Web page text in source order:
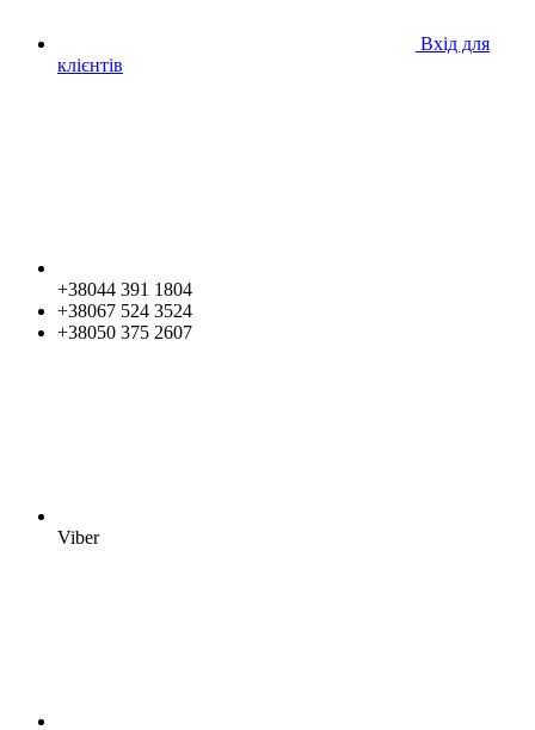
Вхід для
клієнтів
+38044 391 1804
+38067 524 3524
+38050 375 2607
Viber